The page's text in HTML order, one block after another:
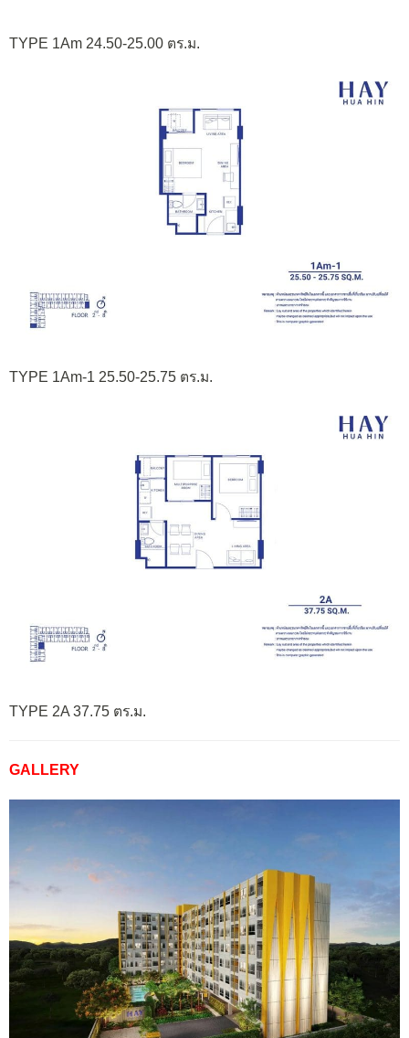
TYPE 1Am 24.50-25.00 ตร.ม.
TYPE 1Am-1 25.50-25.75 ตร.ม.
TYPE 2A 37.75 ตร.ม.
GALLERY